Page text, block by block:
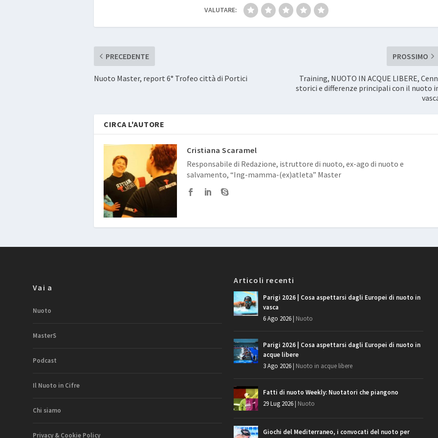
VALUTARE:
PRECEDENTE
Nuoto Master, report 6° Trofeo città di Portici
PROSSIMO
Training, NUOTO IN ACQUE LIBERE,
storici e differenze principali con il nuoto
CIRCA L'AUTORE
Cristiana Scaramel
Responsabile di Redazione, istruttore di nuoto, ex-ago di nuoto e
salvamento, “Ing-mamma-(ex)atleta” Master
Vai a
Nuoto
MasterS
Podcast
Il Nuoto in Cifre
Chi siamo
Privacy & Cookie Policy
Articoli recenti
Parigi 2026 | Cosa aspettarsi dagli Europei di nuoto in
vasca
6 Ago 2026| Nuoto
Parigi 2026 | Cosa aspettarsi dagli Europei di nuoto in
acque libere
3 Ago 2026| Nuoto in acque libere
Fatti di nuoto Weekly: Nuotatori che piangono
29 Lug 2026| Nuoto
Giochi del Mediterraneo, i convocati del nuoto per